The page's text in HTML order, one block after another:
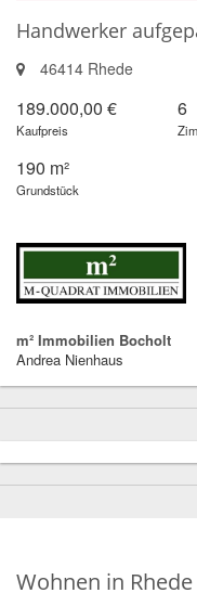
Handwerker
46414 Rhede
189.000,00 €
Kaufpreis
6
190 m²
Grundstück
m² Immobilien Bocholt
Andrea Nienhaus
Wohnen in Rhede